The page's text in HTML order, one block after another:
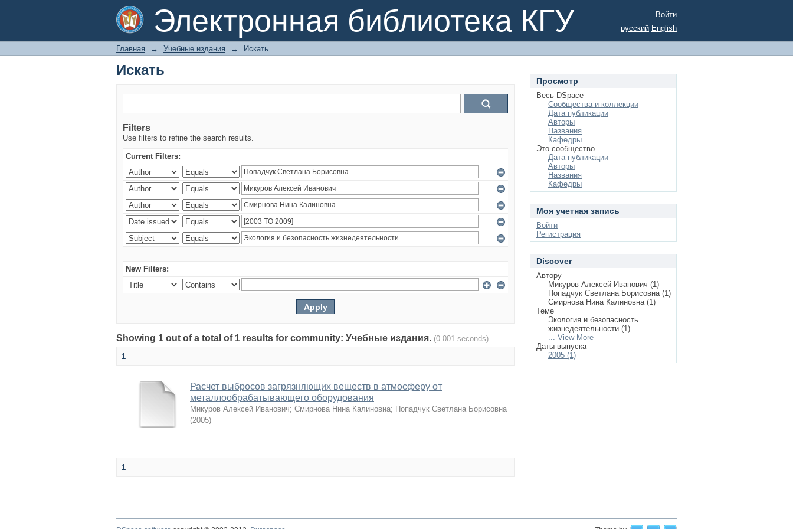
Электронная библиотека КГУ
Искать
Войти
русский English
Главная → Учебные издания → Искать
Искать
Filters
Use filters to refine the search results.
Current Filters:
New Filters:
Showing 1 out of a total of 1 results for community: Учебные издания. (0.001 seconds)
1
Расчет выбросов загрязняющих веществ в атмосферу от
металлообрабатывающего оборудования
Микуров Алексей Иванович; Смирнова Нина Калиновна; Попадчук Светлана Борисовна
(2005)
1
Просмотр
Весь DSpace
Сообщества и коллекции
Дата публикации
Авторы
Названия
Кафедры
Это сообщество
Дата публикации
Авторы
Названия
Кафедры
Моя учетная запись
Войти
Регистрация
Discover
Автору
Микуров Алексей Иванович (1)
Попадчук Светлана Борисовна (1)
Смирнова Нина Калиновна (1)
Теме
Экология и безопасность
жизнедеятельности (1)
... View More
Даты выпуска
2005 (1)